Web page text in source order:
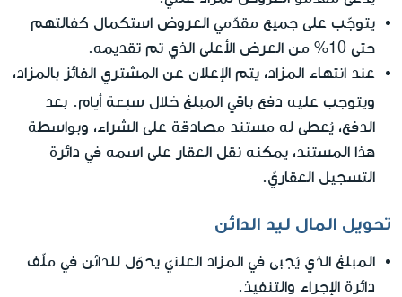
يتوجّب على جميع مقدّمي العروض استكمال كفالتهم
حتى 10% من العرض الأعلى الذي تم تقديمه.
عند انتهاء المزاد، يتم الإعلان عن المشتري الفائز بالمزاد،
ويتوجب عليه دفع باقي المبلغ خلال سبعة أيام. بعد
الدفع، يُعطى له مستند مصادقة على الشراء، وبواسطة
هذا المستند، يمكنه نقل العقار على اسمه في دائرة
التسجيل العقاريّ.
تحويل المال ليد الدائن
المبلغ الذي يُجبى في المزاد العلنيّ يحوّل للدائن في ملّف
دائرة الإجراء والتنفيذ.